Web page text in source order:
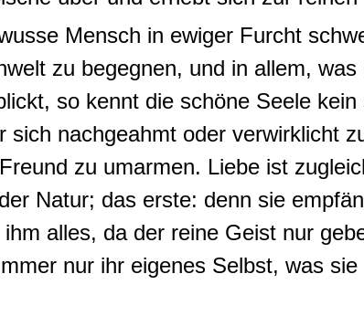
Mensch in ewiger Furcht
zu begegnen, und in allem,
so kennt die schöne Seele
sich nachgeahmt oder verwirklicht
zu umarmen. Liebe ist
Natur; das erste: denn sie
alles, da der reine Geist nur
nur ihr eigenes Selbst, was